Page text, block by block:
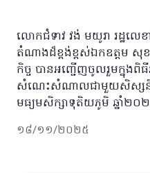
លោកជំទាវ វង់ មយូរា រដ្ឋលេ
តំណាងដ៏ខ្ពង់ខ្ពស់ឯកឧត្តម សុខ
កិច្ច បានអញ្ជើញចូលរួមក្នុងពិ
សំណេះសំណាលជាមួយសិស្សនិទ្
មធ្យមសិក្សាទុតិយភូមិ ឆ្នាំ២០
១៨/១១/២០២៥